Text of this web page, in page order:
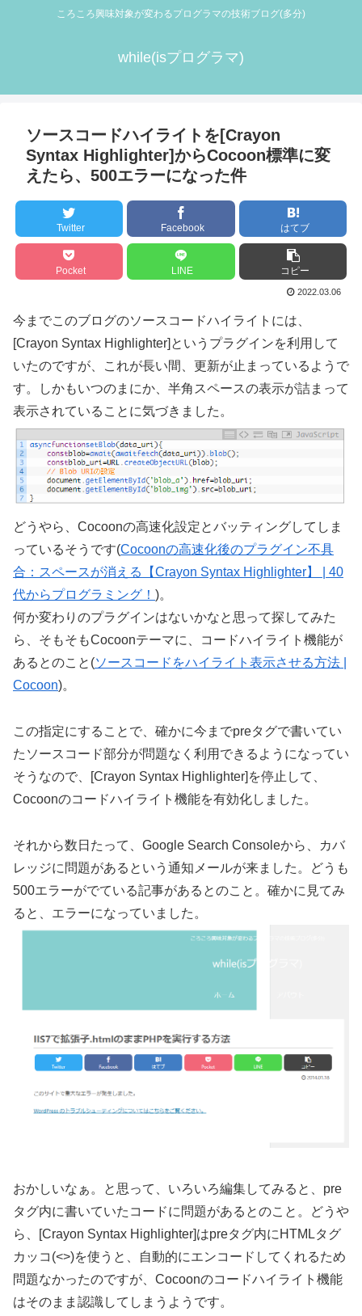
ころころ興味対象が変わるプログラマの技術ブログ(多分)
while(isプログラマ)
ソースコードハイライトを[Crayon
Syntax Highlighter]からCocoon標準に変
えたら、500エラーになった件
Twitter Facebook はてブ
Pocket LINE コピー
2022.03.06
今までこのブログのソースコードハイライトには、
[Crayon Syntax Highlighter]というプラグインを利用して
いたのですが、これが長い間、更新が止まっているようで
す。しかもいつのまにか、半角スペースの表示が詰まって
表示されていることに気づきました。
どうやら、Cocoonの高速化設定とバッティングしてしま
っているそうです(Cocoonの高速化後のプラグイン不具
合：スペースが消える【Crayon Syntax Highlighter】 | 40
代からプログラミング！ )。
何か変わりのプラグインはないかなと思って探してみた
ら、そもそもCocoonテーマに、コードハイライト機能が
あるとのこと(ソースコードをハイライト表示させる方法 |
Cocoon)。
この指定にすることで、確かに今までpreタグで書いてい
たソースコード部分が問題なく利用できるようになってい
そうなので、[Crayon Syntax Highlighter]を停止して、
Cocoonのコードハイライト機能を有効化しました。
それから数日たって、Google Search Consoleから、カバ
レッジに問題があるという通知メールが来ました。どうも
500エラーがでている記事があるとのこと。確かに見てみ
ると、エラーになっていました。
おかしいなぁ。と思って、いろいろ編集してみると、pre
タグ内に書いていたコードに問題があるとのこと。どうや
ら、[Crayon Syntax Highlighter]はpreタグ内にHTMLタグ
カッコ(<>)を使うと、自動的にエンコードしてくれるため
問題なかったのですが、Cocoonのコードハイライト機能
はそのまま認識してしまうようです。